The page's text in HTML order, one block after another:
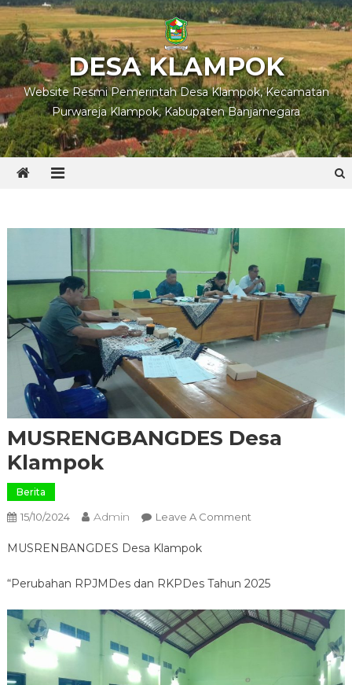
Skip
to
content
DESA KLAMPOK
Website Resmi Pemerintah Desa Klampok, Kecamatan
Purwareja Klampok, Kabupaten Banjarnegara
MUSRENGBANGDES Desa
Klampok
Berita
15/10/2024 Admin Leave A CommentOn
MUSRENBANGDES Desa Klampok
“Perubahan RPJMDes dan RKPDes Tahun 2025